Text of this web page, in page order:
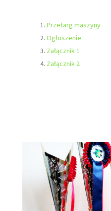
Przetarg maszyny
Ogłoszenie
Załącznik 1
Załącznik 2